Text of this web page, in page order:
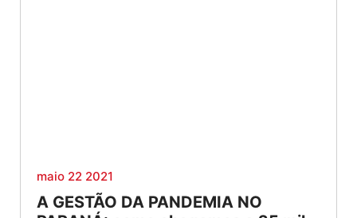
maio 22 2021
A GESTÃO DA PANDEMIA NO